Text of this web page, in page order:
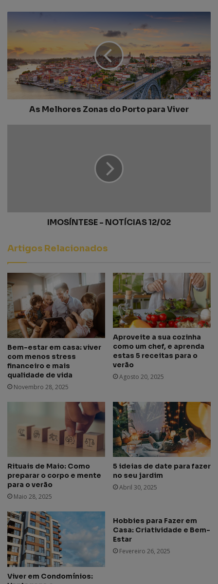
As Melhores Zonas do Porto para Viver
IMOSÍNTESE - NOTÍCIAS 12/02
Artigos Relacionados
Bem-estar em casa: viver
com menos stress
financeiro e mais
qualidade de vida
Novembro 28, 2025
Aproveite a sua cozinha
como um chef, e aprenda
estas 5 receitas para o
verão
Agosto 20, 2025
Rituais de Maio: Como
preparar o corpo e mente
para o verão
Maio 28, 2025
5 ideias de date para fazer
no seu jardim
Abril 30, 2025
Viver em Condomínios:
Hobbies para Fazer em
Casa: Criatividade e Bem-
Estar
Fevereiro 26, 2025